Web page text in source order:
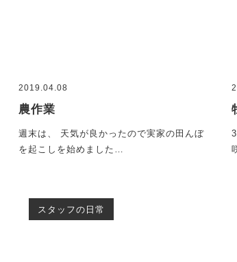
2019.04.08
農作業
週末は、 天気が良かったので実家の田んぼ
を起こしを始めました…
スタッフの日常